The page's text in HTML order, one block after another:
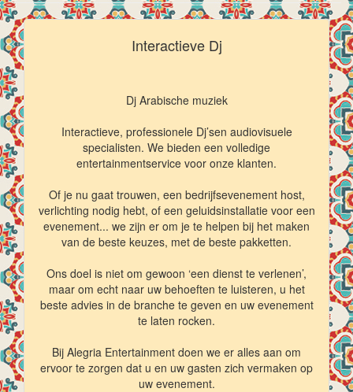
Interactieve Dj
Dj Arabische muziek
Interactieve, professionele Dj’sen audiovisuele
specialisten. We bieden een volledige
entertainmentservice voor onze klanten.
Of je nu gaat trouwen, een bedrijfsevenement host,
verlichting nodig hebt, of een geluidsinstallatie voor een
evenement... we zijn er om je te helpen bij het maken
van de beste keuzes, met de beste pakketten.
Ons doel is niet om gewoon ‘een dienst te verlenen’,
maar om echt naar uw behoeften te luisteren, u het
beste advies in de branche te geven en uw evenement
te laten rocken.
Bij Alegria Entertainment doen we er alles aan om
ervoor te zorgen dat u en uw gasten zich vermaken op
uw evenement.